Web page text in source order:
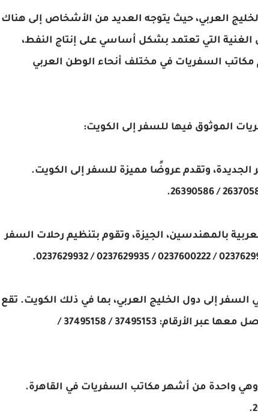
العربي، حيث يتوجه العديد من الأشخاص إلى هناك
الغنية التي تعتمد بشكل أساسي على إنتاج النفط،
مكاتب السفريات في مختلف أنحاء الوطن العربي
الموثوق فيها للسفر إلى الكويت:
شارع الحجاز بمصر الجديدة، وتقدم عروضًا مميزة للسفر إلى الكويت.
جامعة الدول العربية بالمهندسين، الجيزة، وتقوم بتنظيم رحلات السفر
السفر إلى دول الخليج العربي، بما في ذلك الكويت. تقع
في 3 شارع الجرجاوي بالدقي، القاهرة. يمكن التواصل معها عبر الأرقام: 37495153 / 37495158 /
تقع في 159 أبراج العز، وهي واحدة من أشهر مكاتب السفريات في القاهرة.